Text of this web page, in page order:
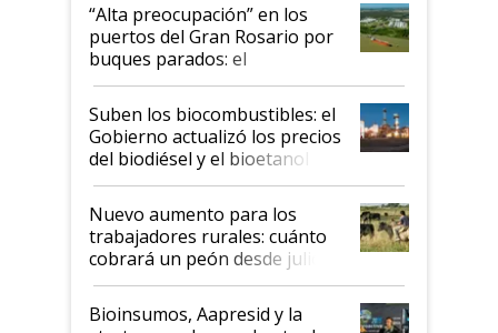
“Alta preocupación” en los
puertos del Gran Rosario por
buques parados: el
funcionamiento de las
exportadoras en tensión tras
la medida de fuerza de los
prácticos
Suben los biocombustibles: el
Gobierno actualizó los precios
del biodiésel y el bioetanol
Nuevo aumento para los
trabajadores rurales: cuánto
cobrará un peón desde julio
Bioinsumos, Aapresid y la